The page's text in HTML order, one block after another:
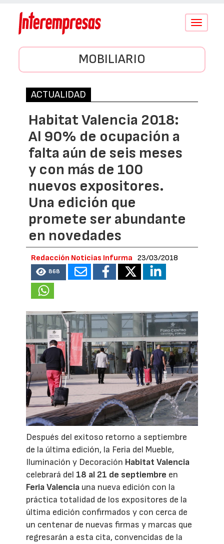
Conmutar
MOBILIARIO
ACTUALIDAD
Habitat Valencia 2018:
Al 90% de ocupación a
falta aún de seis meses
y con más de 100
nuevos expositores.
Una edición que
promete ser abundante
en novedades
Redacción Noticias Infurma 23/03/2018
868
Después del exitoso retorno a septiembre
de la última edición, la Feria del Mueble,
Iluminación y Decoración Habitat Valencia
celebrará del 18 al 21 de septiembre en
Feria Valencia una nueva edición con la
práctica totalidad de los expositores de la
última edición confirmados y con cerca de
un centenar de nuevas firmas y marcas que
regresarán a esta cita, convencidas de la